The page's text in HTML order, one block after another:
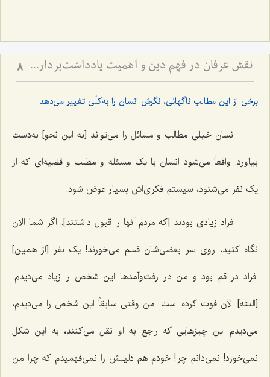
نقش عرفان در فهم دین و اهمیت یادداشت‌برداری برای اهل علم 8
برخی از این مطالب ناگهانی، نگرش انسان را به‌کلّی تغییر می‌دهد
انسان خیلی مطالب و مسائل را می‌تواند [به این نحو] به‌دست
بیاورد. واقعاً می‌شود انسان با یک مسئله و مطلب و قضیه‌ای که از
یک نفر می‌شنود، سیستم فکری‌اش بسیار عوض شود.
افراد زیادی بودند [که مردم آنها را قبول داشتند]. اگر شما الان
نگاه کنید، روی سر بعضی‌شان قسم می‌خورند! یک نفر [از همین]
افراد در قم بود و من در رفت‌وآ‌مدها این شخص را زیاد می‌دیدم.
[البته] الآن فوت کرده است. من وقتی سابقاً این شخص را می‌دیدم،
می‌دیدم این چیز‌هایی که راجع به او نقل می‌کنند، به این شکل
نمی‌خورد! نمی‌دانم چرا! خودم هم دلیلش را نمی‌فهمیدم که چرا من